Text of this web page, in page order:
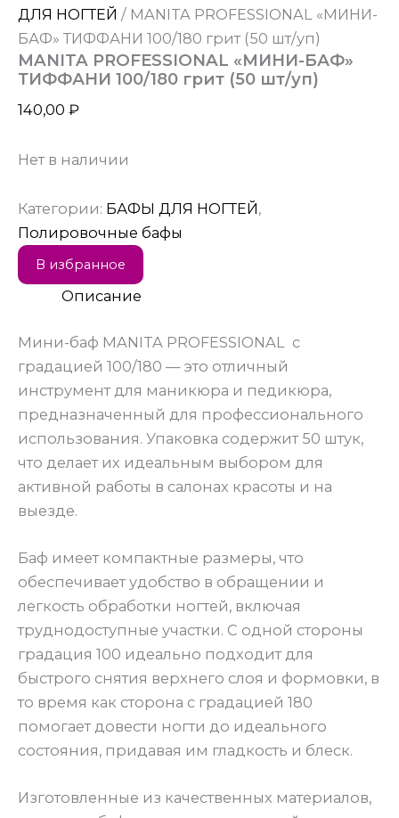
ДЛЯ НОГТЕЙ / MANITA PROFESSIONAL «МИНИ-
БАФ» ТИФФАНИ 100/180 грит (50 шт/уп)
MANITA PROFESSIONAL «МИНИ-БАФ»
ТИФФАНИ 100/180 грит (50 шт/уп)
140,00 ₽
Нет в наличии
Категории: БАФЫ ДЛЯ НОГТЕЙ,
Полировочные бафы
В избранное
Описание
Мини-баф MANITA PROFESSIONAL с
градацией 100/180 — это отличный
инструмент для маникюра и педикюра,
предназначенный для профессионального
использования. Упаковка содержит 50 штук,
что делает их идеальным выбором для
активной работы в салонах красоты и на
выезде.
Баф имеет компактные размеры, что
обеспечивает удобство в обращении и
легкость обработки ногтей, включая
труднодоступные участки. С одной стороны
градация 100 идеально подходит для
быстрого снятия верхнего слоя и формовки, в
то время как сторона с градацией 180
помогает довести ногти до идеального
состояния, придавая им гладкость и блеск.
Изготовленные из качественных материалов,